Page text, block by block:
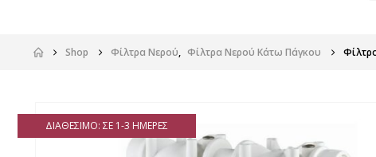
Shop Φίλτρα Νερού, Φίλτρα Νερού Κάτω Πάγκου
ΔΙΑΘΈΣΙΜΟ: ΣΕ 1-3 ΗΜΈΡΕΣ